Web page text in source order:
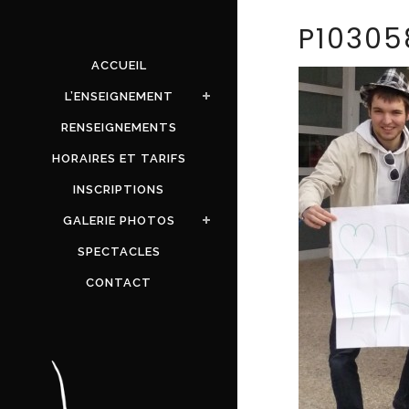
ACCUEIL
L’ENSEIGNEMENT
RENSEIGNEMENTS
HORAIRES ET TARIFS
INSCRIPTIONS
GALERIE PHOTOS
SPECTACLES
CONTACT